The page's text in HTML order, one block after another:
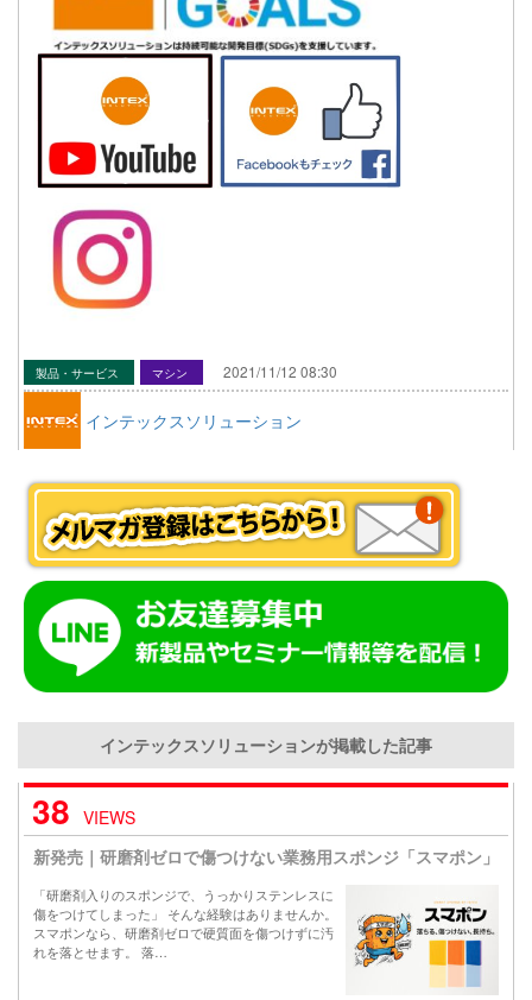
製品・サービス マシン 2021/11/12 08:30
インテックスソリューション
インテックスソリューションが掲載した記事
38 VIEWS
新発売｜研磨剤ゼロで傷つけない業務用スポンジ「スマポン」
「研磨剤入りのスポンジで、うっかりステンレスに
傷をつけてしまった」 そんな経験はありませんか。
スマポンなら、研磨剤ゼロで硬質面を傷つけずに汚
れを落とせます。 落…